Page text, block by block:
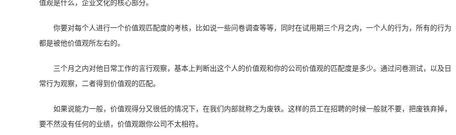
值观是什么，企业文化的核心部分。
你要对每个人进行一个价值观匹配度的考核，比如说一些问卷调查等等，同时在试用期三个月之内，一个人的行为，所有的行为
都是被他价值观所左右的。
三个月之内对他日常工作的言行观察，基本上判断出这个人的价值观和你的公司价值观的匹配度是多少。通过问卷测试，以及日
常行为观察，二者得到价值观的匹配。
如果说能力一般，价值观得分又很低的情况下，在我们内部就称之为废铁。这样的员工在招聘的时候一般就不要，把废铁弃掉，
要不然没有任何的业绩，价值观跟你公司不太相符。